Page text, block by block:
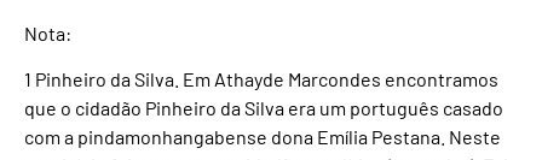
Nota:
1 Pinheiro da Silva. Em Athayde Marcondes encontramos
que o cidadão Pinheiro da Silva era um português casado
com a pindamonhangabense dona Emília Pestana. Neste